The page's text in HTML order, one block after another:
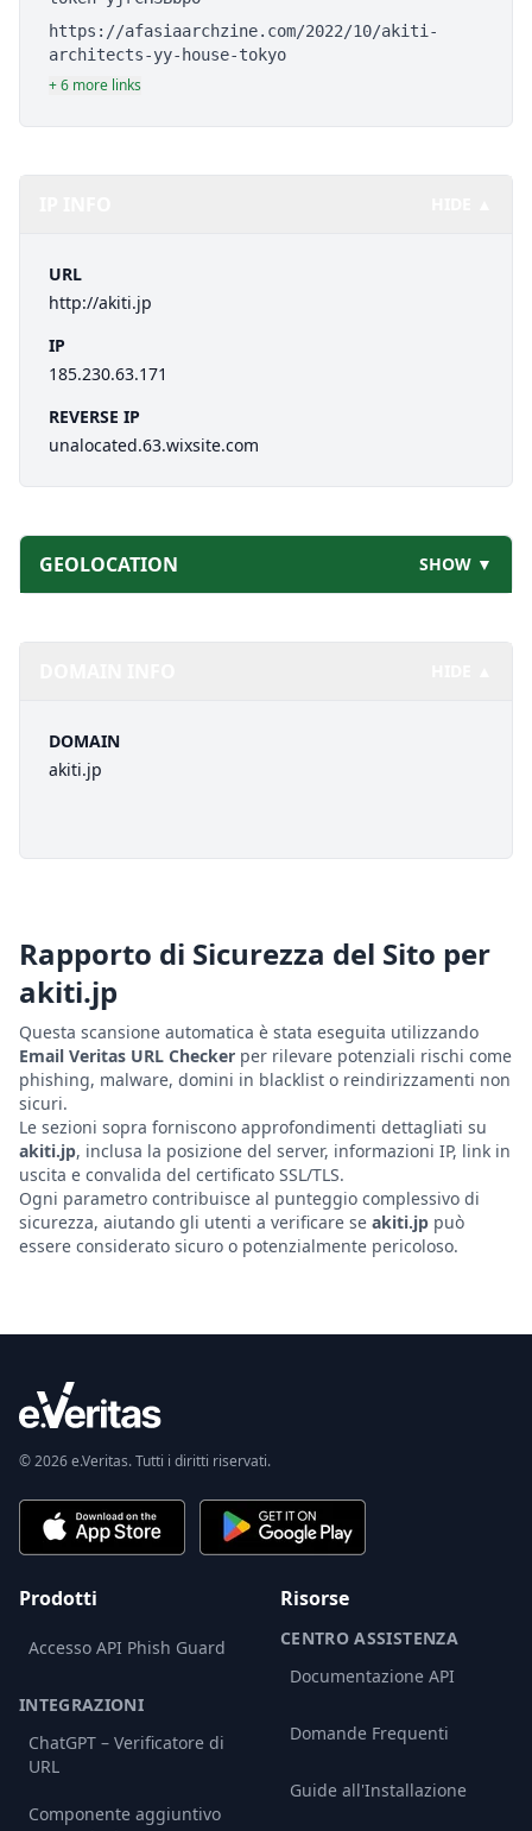
https://afasiaarchzine.com/2022/10/akiti-
architects-yy-house-tokyo
+ 6 more links
URL
http://akiti.jp
IP
185.230.63.171
REVERSE IP
unalocated.63.wixsite.com
GEOLOCATION SHOW ▼
DOMAIN
akiti.jp
Rapporto di Sicurezza del Sito per
akiti.jp
Questa scansione automatica è stata eseguita utilizzando
Email Veritas URL Checker per rilevare potenziali rischi come
phishing, malware, domini in blacklist o reindirizzamenti non
sicuri.
Le sezioni sopra forniscono approfondimenti dettagliati su
akiti.jp, inclusa la posizione del server, informazioni IP, link in
uscita e convalida del certificato SSL/TLS.
Ogni parametro contribuisce al punteggio complessivo di
sicurezza, aiutando gli utenti a verificare se akiti.jp può
essere considerato sicuro o potenzialmente pericoloso.
© 2026 e.Veritas. Tutti i diritti riservati.
Prodotti
Accesso API Phish Guard
INTEGRAZIONI
ChatGPT – Verificatore di
URL
Componente aggiuntivo
Risorse
CENTRO ASSISTENZA
Documentazione API
Domande Frequenti
Guide all'Installazione